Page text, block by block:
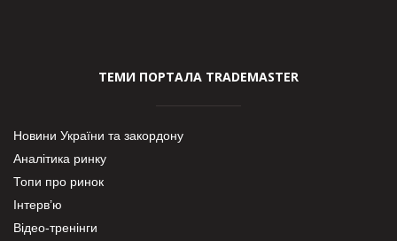
ТЕМИ ПОРТАЛА TRADEMASTER
Новини України та закордону
Аналітика ринку
Топи про ринок
Інтерв’ю
Відео-тренінги